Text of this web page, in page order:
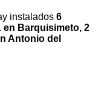
instalados6
en Barquisimeto, 2
Antonio del